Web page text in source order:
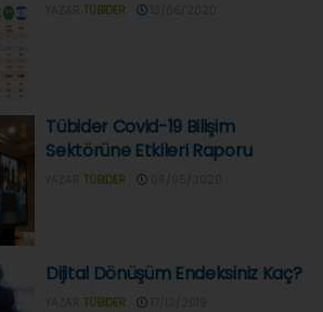
TÜBIDER
Tübider Covid-19 Bilişim
Sektörüne Etkileri Raporu
TÜBIDER
Dijital Dönüşüm Endeksiniz Kaç?
TÜBIDER